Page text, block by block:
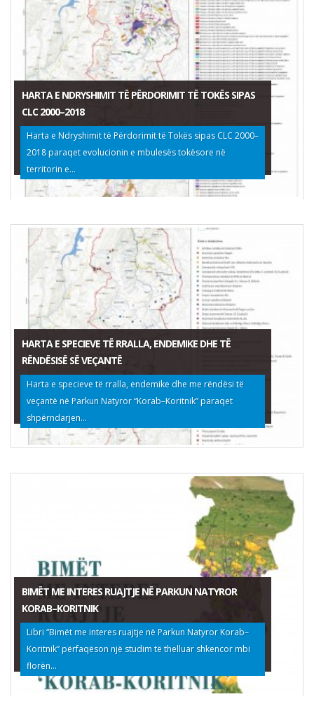
HARTA E NDRYSHIMIT TË PËRDORIMIT TË TOKËS SIPAS
CLC 2000–2018
Harta e Ndryshimit të Përdorimit të Tokës sipas CLC 2000–
2018 paraqet evolucionin e mbulesës tokësore në
territorin e...
HARTA E SPECIEVE TË RRALLA, ENDEMIKE DHE TË
RËNDËSISË SË VEÇANTË
Harta e specieve të rralla, endemike dhe me rëndësi të
veçantë në Parkun Natyror “Korab–Koritnik” paraqet
shpërndarjen...
BIMËT ME INTERES RUAJTJE NË PARKUN NATYROR
KORAB–KORITNIK
Libri “Bimët me interes ruajtje në Parkun Natyror Korab–
Koritnik” përfaqëson një studim të thelluar shkencor mbi
florën...